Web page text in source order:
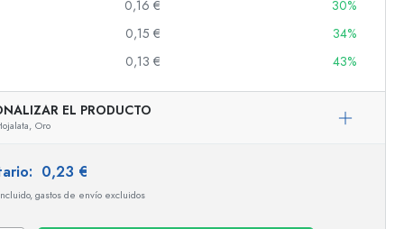
0,16 €
30%
0,15 €
34%
0,13 € 43%
EL PRODUCTO
Oro
0,23 €
gastos de envío excluidos